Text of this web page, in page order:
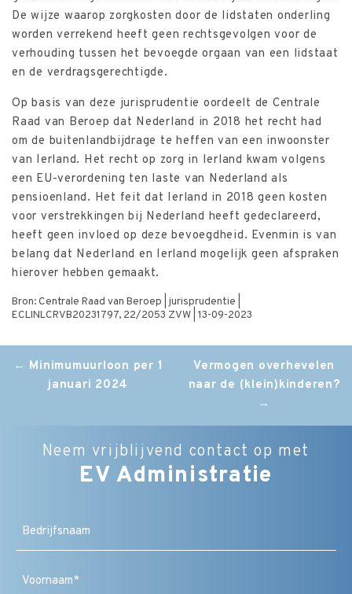
De wijze waarop zorgkosten door de lidstaten onderling
worden verrekend heeft geen rechtsgevolgen voor de
verhouding tussen het bevoegde orgaan van een lidstaat
en de verdragsgerechtigde.
Op basis van deze jurisprudentie oordeelt de Centrale
Raad van Beroep dat Nederland in 2018 het recht had
om de buitenlandbijdrage te heffen van een inwoonster
van Ierland. Het recht op zorg in Ierland kwam volgens
een EU-verordening ten laste van Nederland als
pensioenland. Het feit dat Ierland in 2018 geen kosten
voor verstrekkingen bij Nederland heeft gedeclareerd,
heeft geen invloed op deze bevoegdheid. Evenmin is van
belang dat Nederland en Ierland mogelijk geen afspraken
hierover hebben gemaakt.
Bron: Centrale Raad van Beroep | jurisprudentie |
ECLINLCRVB20231797, 22/2053 ZVW | 13-09-2023
Post
navigation
← Minimumuurloon per 1
januari 2024
Vermogen overhevelen
naar de (klein)kinderen?
→
Neem vrijblijvend contact op met
EV Administratie